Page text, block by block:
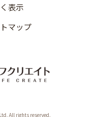
表示
マップ
All rights reserved.